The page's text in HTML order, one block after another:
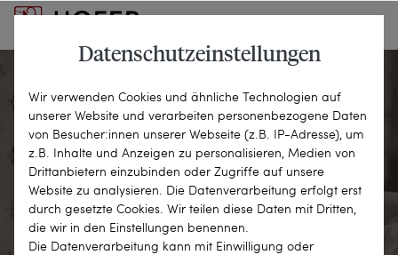
Ketten & Colliers
EINE GROSSE VIELFALT
Datenschutzeinstellungen
Wir verwenden Cookies und ähnliche Technologien auf
unserer Website und verarbeiten personenbezogene Daten
von Besucher:innen unserer Webseite (z.B. IP-Adresse), um
z.B. Inhalte und Anzeigen zu personalisieren, Medien von
Drittanbietern einzubinden oder Zugriffe auf unsere
Website zu analysieren. Die Datenverarbeitung erfolgt erst
durch gesetzte Cookies. Wir teilen diese Daten mit Dritten,
die wir in den Einstellungen benennen.
Die Datenverarbeitung kann mit Einwilligung oder